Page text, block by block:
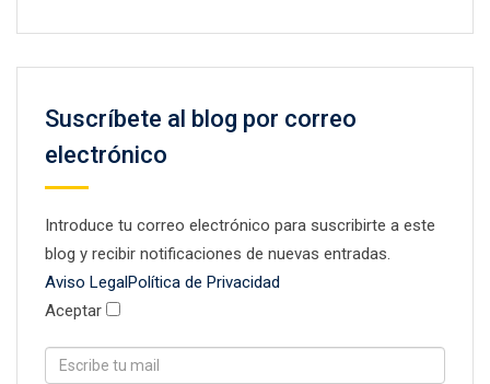
Suscríbete al blog por correo
electrónico
Introduce tu correo electrónico para suscribirte a este
blog y recibir notificaciones de nuevas entradas.
Aviso LegalPolítica de Privacidad
Aceptar